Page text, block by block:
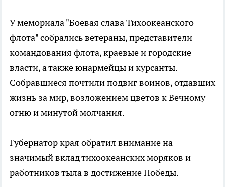
У мемориала "Боевая слава Тихоокеанского
флота" собрались ветераны, представители
командования флота, краевые и городские
власти, а также юнармейцы и курсанты.
Собравшиеся почтили подвиг воинов, отдавших
жизнь за мир, возложением цветов к Вечному
огню и минутой молчания.
Губернатор края обратил внимание на
значимый вклад тихоокеанских моряков и
работников тыла в достижение Победы.